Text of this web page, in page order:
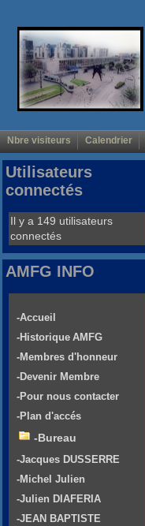
Nbre visiteurs Calendrier
Utilisateurs
connectés
Il y a 149 utilisateurs
connectés
AMFG INFO
-Accueil
-Historique AMFG
-Membres d'honneur
-Devenir Membre
-Pour nous contacter
-Plan d'accés
-Bureau
-Jacques DUSSERRE
-Michel Julien
-Julien DIAFERIA
-JEAN BAPTISTE